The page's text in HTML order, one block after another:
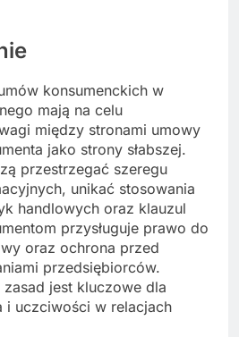
konsumenckich w
mają na celu
między stronami umowy
jako strony słabszej.
przestrzegać szeregu
unikać stosowania
handlowych oraz klauzul
przysługuje prawo do
oraz ochrona przed
przedsiębiorców.
jest kluczowe dla
i uczciwości w relacjach